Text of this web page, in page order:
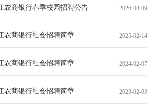
农商银行春季校园招聘公告 2026-04-09
农商银行社会招聘简章 2025-02-14
农商银行社会招聘简章 2024-02-07
农商银行社会招聘简章 2023-02-03